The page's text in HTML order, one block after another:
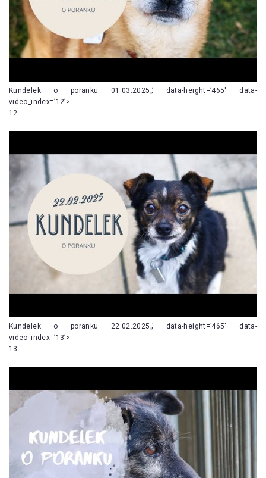
Kundelek o poranku 01.03.2025„’ data-height=’465′ data-
video_index=’12’>
12
Kundelek o poranku 22.02.2025„’ data-height=’465′ data-
video_index=’13’>
13